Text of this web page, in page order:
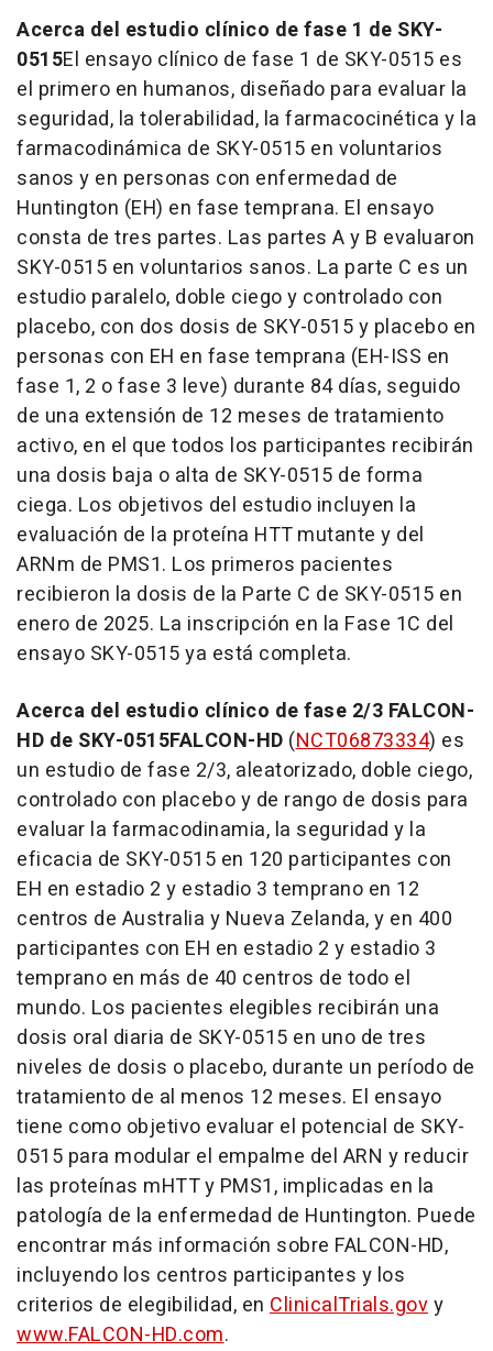
Acerca del estudio clínico de fase 1 de SKY-
0515El ensayo clínico de fase 1 de SKY-0515 es
el primero en humanos, diseñado para evaluar la
seguridad, la tolerabilidad, la farmacocinética y la
farmacodinámica de SKY-0515 en voluntarios
sanos y en personas con enfermedad de
Huntington (EH) en fase temprana. El ensayo
consta de tres partes. Las partes A y B evaluaron
SKY-0515 en voluntarios sanos. La parte C es un
estudio paralelo, doble ciego y controlado con
placebo, con dos dosis de SKY-0515 y placebo en
personas con EH en fase temprana (EH-ISS en
fase 1, 2 o fase 3 leve) durante 84 días, seguido
de una extensión de 12 meses de tratamiento
activo, en el que todos los participantes recibirán
una dosis baja o alta de SKY-0515 de forma
ciega. Los objetivos del estudio incluyen la
evaluación de la proteína HTT mutante y del
ARNm de PMS1. Los primeros pacientes
recibieron la dosis de la Parte C de SKY-0515 en
enero de 2025. La inscripción en la Fase 1C del
ensayo SKY-0515 ya está completa.
Acerca del estudio clínico de fase 2/3 FALCON-
HD de SKY-0515FALCON-HD (NCT06873334) es
un estudio de fase 2/3, aleatorizado, doble ciego,
controlado con placebo y de rango de dosis para
evaluar la farmacodinamia, la seguridad y la
eficacia de SKY-0515 en 120 participantes con
EH en estadio 2 y estadio 3 temprano en 12
centros de Australia y Nueva Zelanda, y en 400
participantes con EH en estadio 2 y estadio 3
temprano en más de 40 centros de todo el
mundo. Los pacientes elegibles recibirán una
dosis oral diaria de SKY-0515 en uno de tres
niveles de dosis o placebo, durante un período de
tratamiento de al menos 12 meses. El ensayo
tiene como objetivo evaluar el potencial de SKY-
0515 para modular el empalme del ARN y reducir
las proteínas mHTT y PMS1, implicadas en la
patología de la enfermedad de Huntington. Puede
encontrar más información sobre FALCON-HD,
incluyendo los centros participantes y los
criterios de elegibilidad, en ClinicalTrials.govy
www.FALCON-HD.com.